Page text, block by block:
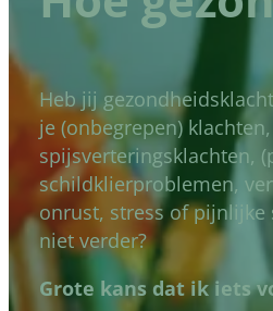
Heb jij
je (onbegrepen)
spijsverteringsklachten,
schildklierproblemen,
onrust, stress of
niet verder?
Grote kans dat ik iets